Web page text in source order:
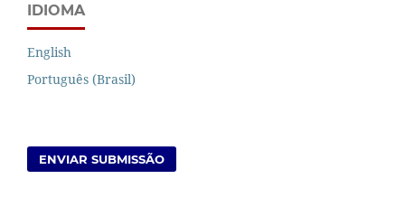
IDIOMA
English
Português (Brasil)
ENVIAR SUBMISSÃO